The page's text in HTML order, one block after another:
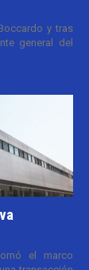
y tras
general del
el marco